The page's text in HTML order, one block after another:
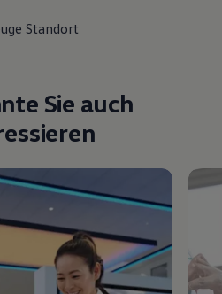
Standort
Sie auch